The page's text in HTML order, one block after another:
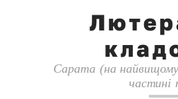
Сарата (на найвищому
частині